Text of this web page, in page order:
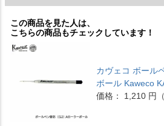
この商品を見た人は、
こちらの商品もチェックしています！
カヴェコ ボール
ボール Kaweco
価格： 1,210 円（